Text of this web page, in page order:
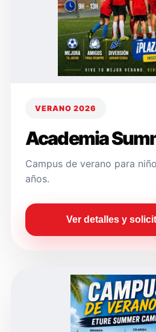
VERANO 2026
Academia
Campus de verano para
años.
Ver detalles y